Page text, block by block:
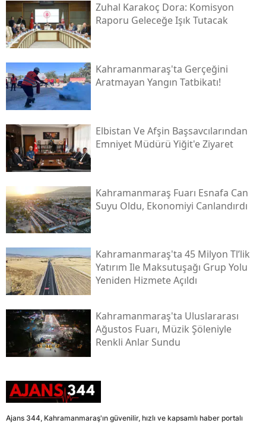
Zuhal Karakoç Dora: Komisyon
Raporu Geleceğe Işık Tutacak
Kahramanmaraş'ta Gerçeğini
Aratmayan Yangın Tatbikatı!
Elbistan Ve Afşin Başsavcılarından
Emniyet Müdürü Yiğit'e Ziyaret
Kahramanmaraş Fuarı Esnafa Can
Suyu Oldu, Ekonomiyi Canlandırdı
Kahramanmaraş'ta 45 Milyon Tl’lik
Yatırım Ile Maksutuşağı Grup Yolu
Yeniden Hizmete Açıldı
Kahramanmaraş'ta Uluslararası
Ağustos Fuarı, Müzik Şöleniyle
Renkli Anlar Sundu
Ajans 344, Kahramanmaraş'ın güvenilir, hızlı ve kapsamlı haber portalı